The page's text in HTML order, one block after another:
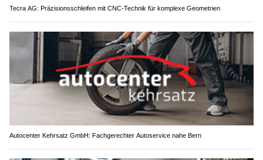
Tecra AG: Präzisionsschleifen mit CNC-Technik für komplexe Geometrien
Autocenter Kehrsatz GmbH: Fachgerechter Autoservice nahe Bern